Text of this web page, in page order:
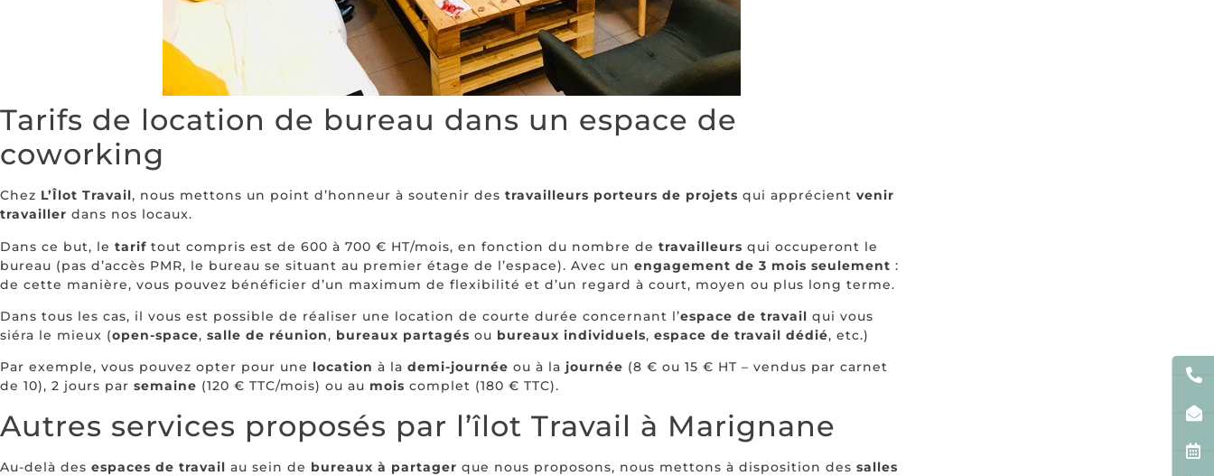
Tarifs de location de bureau dans un espace de
coworking
Chez L’Îlot Travail, nous mettons un point d’honneur à soutenir des travailleurs porteurs de projets qui apprécient venir
travailler dans nos locaux.
Dans ce but, le tarif tout compris est de 600 à 700 € HT/mois, en fonction du nombre de travailleurs qui occuperont le
bureau (pas d’accès PMR, le bureau se situant au premier étage de l’espace). Avec un engagement de 3 mois seulement :
de cette manière, vous pouvez bénéficier d’un maximum de flexibilité et d’un regard à court, moyen ou plus long terme.
Dans tous les cas, il vous est possible de réaliser une location de courte durée concernant l’espace de travail qui vous
siéra le mieux (open-space, salle de réunion, bureaux partagés ou bureaux individuels, espace de travail dédié, etc.)
Par exemple, vous pouvez opter pour une location à la demi-journée ou à la journée (8 € ou 15 € HT – vendus par carnet
de 10), 2 jours par semaine (120 € TTC/mois) ou au mois complet (180 € TTC).
Autres services proposés par l’îlot Travail à Marignane
Au-delà des espaces de travail au sein de bureaux à partager que nous proposons, nous mettons à disposition des salles